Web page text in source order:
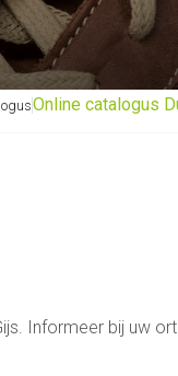
Online catalogus
Informeer bij uw